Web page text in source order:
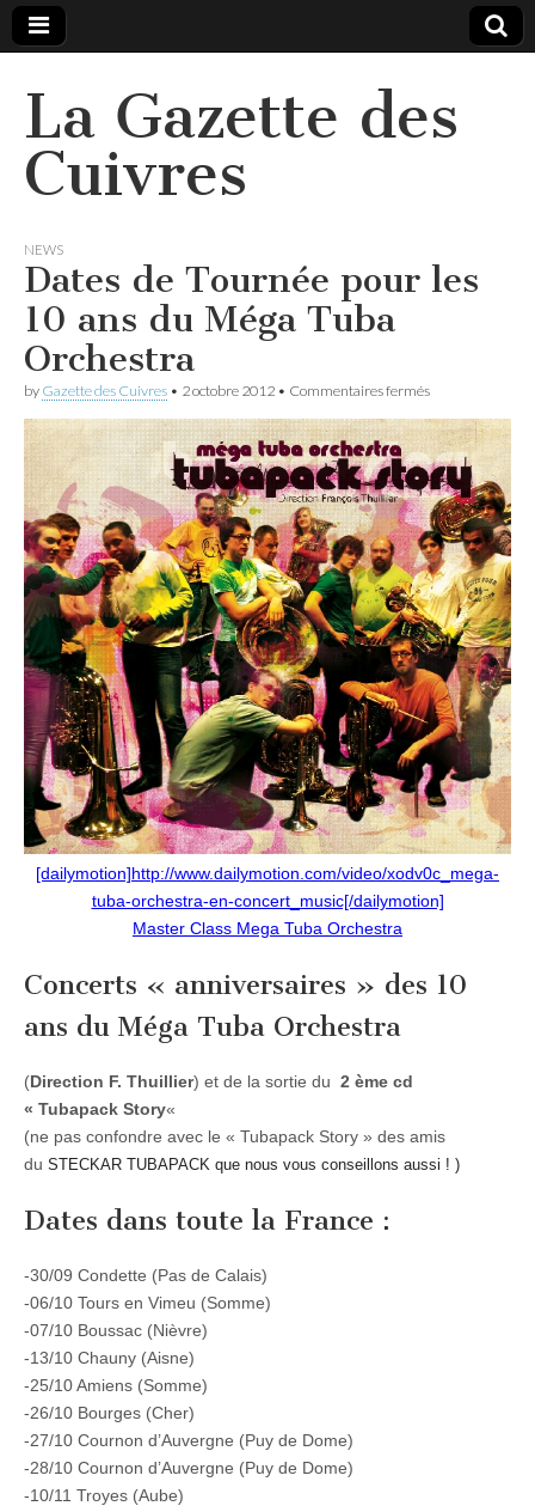
La Gazette des
Cuivres
NEWS
Dates de Tournée pour les
10 ans du Méga Tuba
Orchestra
by Gazette des Cuivres • 2 octobre 2012 • Commentaires ferméssur
de
Tournée
pour
les
10
ans
du
Méga
Tuba
Orchestra
[dailymotion]http://www.dailymotion.com/video/xodv0c_mega-
tuba-orchestra-en-concert_music[/dailymotion]
Master Class Mega Tuba Orchestra
Concerts « anniversaires » des 10
ans du Méga Tuba Orchestra
(Direction F. Thuillier) et de la sortie du 2 ème cd
« Tubapack Story«
(ne pas confondre avec le « Tubapack Story » des amis
du STECKAR TUBAPACK que nous vous conseillons aussi ! )
Dates dans toute la France :
-30/09 Condette (Pas de Calais)
-06/10 Tours en Vimeu (Somme)
-07/10 Boussac (Nièvre)
-13/10 Chauny (Aisne)
-25/10 Amiens (Somme)
-26/10 Bourges (Cher)
-27/10 Cournon d’Auvergne (Puy de Dome)
-28/10 Cournon d’Auvergne (Puy de Dome)
-10/11 Troyes (Aube)